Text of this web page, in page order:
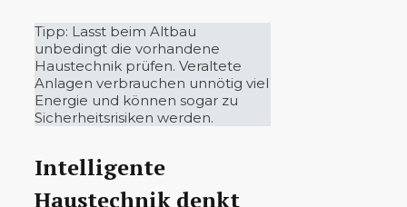
Tipp: Lasst beim Altbau
unbedingt die vorhandene
Haustechnik prüfen. Veraltete
Anlagen verbrauchen unnötig viel
Energie und können sogar zu
Sicherheitsrisiken werden.
Intelligente
Haustechnik denkt